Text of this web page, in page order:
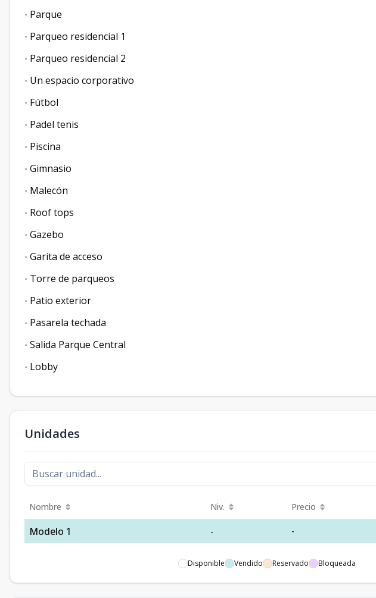
· Parque
· Parqueo residencial 1
· Parqueo residencial 2
· Un espacio corporativo
· Fútbol
· Padel tenis
· Piscina
· Gimnasio
· Malecón
· Roof tops
· Gazebo
· Garita de acceso
· Torre de parqueos
· Patio exterior
· Pasarela techada
· Salida Parque Central
· Lobby
Unidades
Nombre Niv. Precio
Modelo 1 - -
Disponible Vendido Reservado Bloqueada